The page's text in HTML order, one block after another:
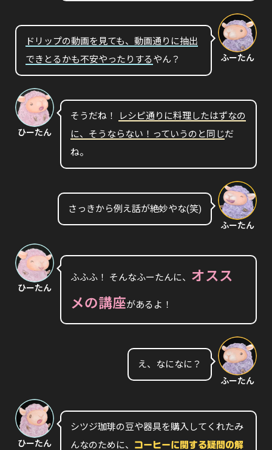
ドリップの動画を見ても、動画通りに抽出
できとるかも不安やったりするやん？ ふーたん
ひーたん
そうだね！
レシピ通りに料理したはずなの
に、そうならない！っていうのと同じだ
ね。
さっきから例え話が絶妙やな(笑)
ふーたん
ひーたん
ふふふ！ そんなふーたんに、 オスス
メの講座があるよ！
え、なになに？
ふーたん
ひーたん
シツジ珈琲の豆や器具を購入してくれたみ
んなのために、
コーヒーに関する疑問の解